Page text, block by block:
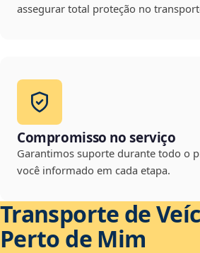
assegurar total proteção no
Compromisso no serviço
Garantimos suporte durante todo o
você informado em cada etapa.
Transporte de
Perto de Mim